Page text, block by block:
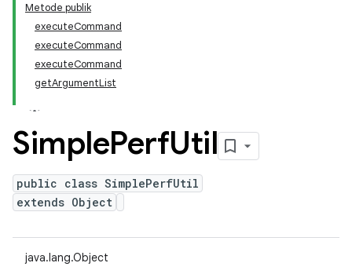
Metode publik
executeCommand
executeCommand
executeCommand
getArgumentList
SimplePerfUtil
public class SimplePerfUtil
extends Object
java.lang.Object